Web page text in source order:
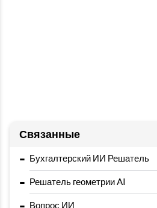
Связанные
- Бухгалтерский ИИ Решатель
- Решатель геометрии AI
Вопрос ИИ